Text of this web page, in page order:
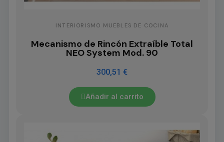
INTERIORISMO MUEBLES DE COCINA
Mecanismo de Rincón Extraíble Total
NEO System Mod. 90
300,51 €
Añadir al carrito